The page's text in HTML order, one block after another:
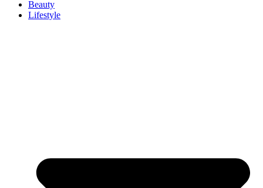
Beauty
Lifestyle